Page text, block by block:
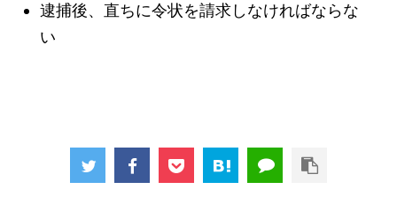
逮捕後、直ちに令状を請求しなければならな
い